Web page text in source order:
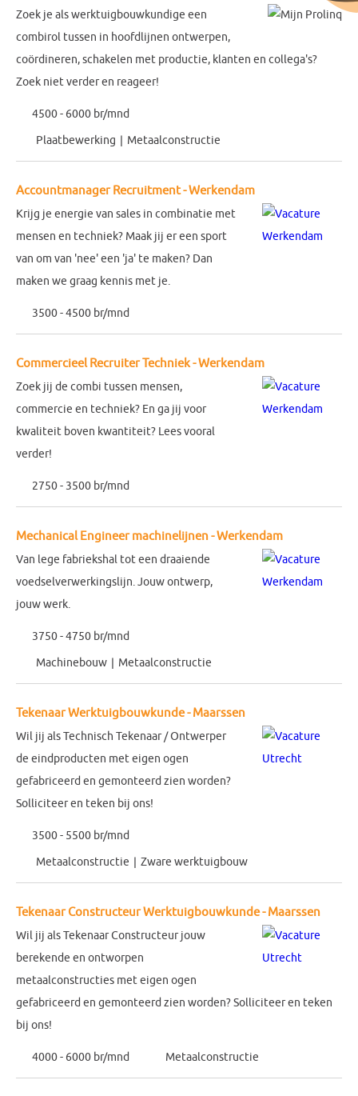
Zoek je als werktuigbouwkundige een
combirol tussen in hoofdlijnen ontwerpen,
coördineren, schakelen met productie, klanten en collega's?
Zoek niet verder en reageer!
4500 - 6000 br/mnd
Plaatbewerking
Metaalconstructie
Accountmanager Recruitment - Werkendam
Krijg je energie van sales in combinatie met
mensen en techniek? Maak jij er een sport
van om van 'nee' een 'ja' te maken? Dan
maken we graag kennis met je.
3500 - 4500 br/mnd
Commercieel Recruiter Techniek - Werkendam
Zoek jij de combi tussen mensen,
commercie en techniek? En ga jij voor
kwaliteit boven kwantiteit? Lees vooral
verder!
2750 - 3500 br/mnd
Mechanical Engineer machinelijnen - Werkendam
Van lege fabriekshal tot een draaiende
voedselverwerkingslijn. Jouw ontwerp,
jouw werk.
3750 - 4750 br/mnd
Machinebouw
Metaalconstructie
Tekenaar Werktuigbouwkunde - Maarssen
Wil jij als Technisch Tekenaar / Ontwerper
de eindproducten met eigen ogen
gefabriceerd en gemonteerd zien worden?
Solliciteer en teken bij ons!
3500 - 5500 br/mnd
Metaalconstructie
Zware werktuigbouw
Tekenaar Constructeur Werktuigbouwkunde - Maarssen
Wil jij als Tekenaar Constructeur jouw
berekende en ontworpen
metaalconstructies met eigen ogen
gefabriceerd en gemonteerd zien worden? Solliciteer en teken
bij ons!
4000 - 6000 br/mnd Metaalconstructie